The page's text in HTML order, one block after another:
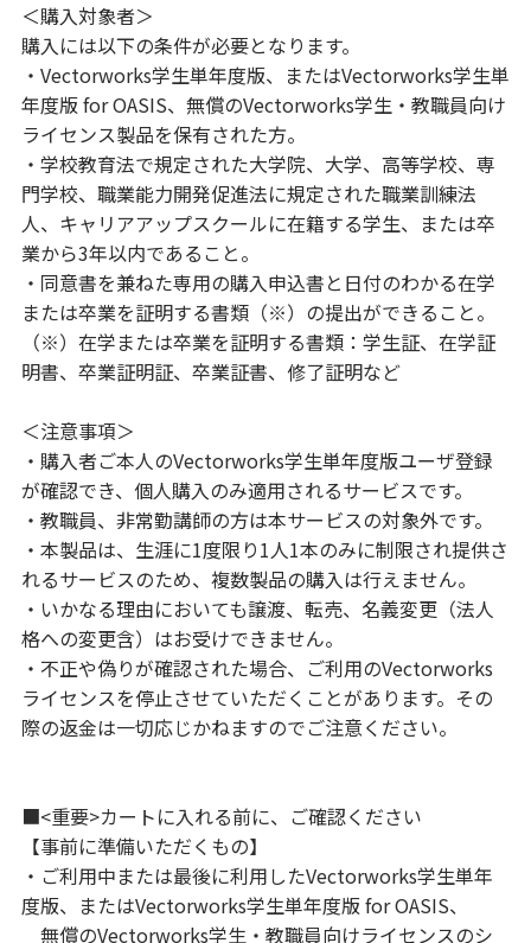
＜購入対象者＞
購入には以下の条件が必要となります。
・Vectorworks学生単年度版、またはVectorworks学生単
年度版 for OASIS、無償のVectorworks学生・教職員向け
ライセンス製品を保有された方。
・学校教育法で規定された大学院、大学、高等学校、専
門学校、職業能力開発促進法に規定された職業訓練法
人、キャリアアップスクールに在籍する学生、または卒
業から3年以内であること。
・同意書を兼ねた専用の購入申込書と日付のわかる在学
または卒業を証明する書類（※）の提出ができること。
（※）在学または卒業を証明する書類：学生証、在学証
明書、卒業証明証、卒業証書、修了証明など
＜注意事項＞
・購入者ご本人のVectorworks学生単年度版ユーザ登録
が確認でき、個人購入のみ適用されるサービスです。
・教職員、非常勤講師の方は本サービスの対象外です。
・本製品は、生涯に1度限り1人1本のみに制限され提供さ
れるサービスのため、複数製品の購入は行えません。
・いかなる理由においても譲渡、転売、名義変更（法人
格への変更含）はお受けできません。
・不正や偽りが確認された場合、ご利用のVectorworks
ライセンスを停止させていただくことがあります。その
際の返金は一切応じかねますのでご注意ください。
■<重要>カートに入れる前に、ご確認ください
【事前に準備いただくもの】
・ご利用中または最後に利用したVectorworks学生単年
度版、またはVectorworks学生単年度版 for OASIS、
無償のVectorworks学生・教職員向けライセンスのシ